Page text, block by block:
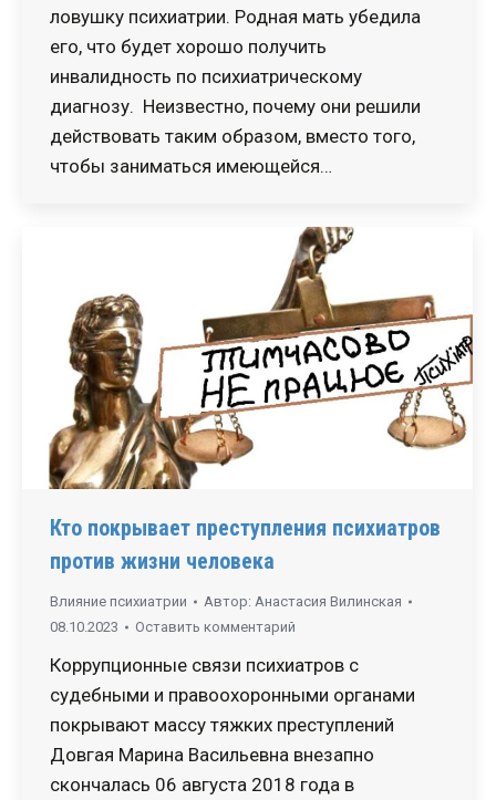
ловушку психиатрии. Родная мать убедила
его, что будет хорошо получить
инвалидность по психиатрическому
диагнозу. Неизвестно, почему они решили
действовать таким образом, вместо того,
чтобы заниматься имеющейся…
Кто покрывает преступления психиатров
против жизни человека
Влияние психиатрии Автор: Анастасия Вилинская
08.10.2023
Оставить комментарий
Коррупционные связи психиатров с
судебными и правоохоронными органами
покрывают массу тяжких преступлений
Довгая Марина Васильевна внезапно
скончалась 06 августа 2018 года в